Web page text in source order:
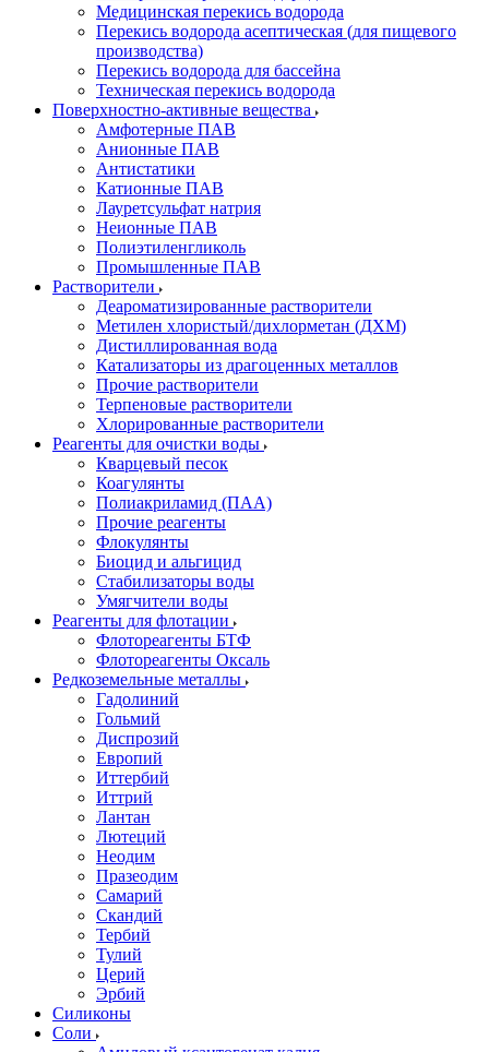
Медицинская перекись водорода
Перекись водорода асептическая (для пищевого
производства)
Перекись водорода для бассейна
Техническая перекись водорода
Поверхностно-активные вещества
Амфотерные ПАВ
Анионные ПАВ
Антистатики
Катионные ПАВ
Лауретсульфат натрия
Неионные ПАВ
Полиэтиленгликоль
Промышленные ПАВ
Растворители
Деароматизированные растворители
Метилен хлористый/дихлорметан (ДХМ)
Дистиллированная вода
Катализаторы из драгоценных металлов
Прочие растворители
Терпеновые растворители
Хлорированные растворители
Реагенты для очистки воды
Кварцевый песок
Коагулянты
Полиакриламид (ПАА)
Прочие реагенты
Флокулянты
Биоцид и альгицид
Стабилизаторы воды
Умягчители воды
Реагенты для флотации
Флотореагенты БТФ
Флотореагенты Оксаль
Редкоземельные металлы
Гадолиний
Гольмий
Диспрозий
Европий
Иттербий
Иттрий
Лантан
Лютеций
Неодим
Празеодим
Самарий
Скандий
Тербий
Тулий
Церий
Эрбий
Силиконы
Соли